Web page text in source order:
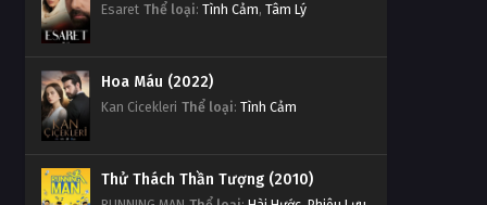
Esaret Thể loại: Tình Cảm, Tâm Lý
Hoa Máu (2022)
Kan Cicekleri Thể loại: Tình Cảm
Thử Thách Thần Tượng (2010)